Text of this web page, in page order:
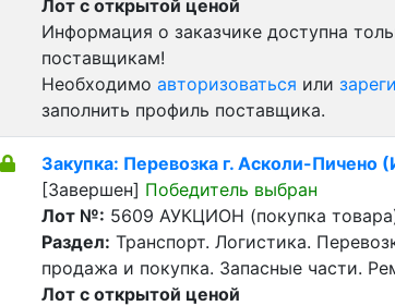
Лот с открытой ценой
Информация о заказчике доступна
поставщикам!
Необходимо авторизоваться или
заполнить профиль поставщика.
Закупка: Перевозка г. Асколи-Пичено
[Завершен] Победитель выбран
Лот №: 5609 АУКЦИОН (покупка
Раздел: Транспорт. Логистика.
продажа и покупка. Запасные части.
Лот с открытой ценой